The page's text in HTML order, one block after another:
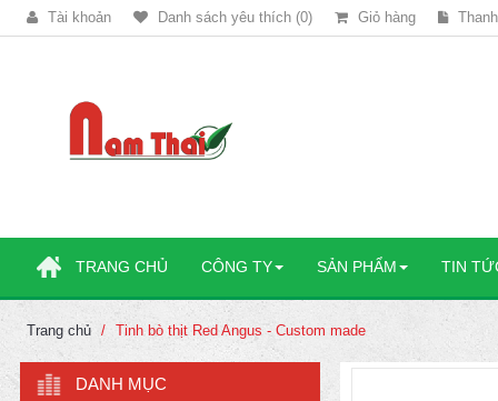
Tài khoản Danh sách yêu thích (0) Giỏ hàng
TRANG CHỦ CÔNG TY SẢN PHẨM TIN
Trang chủ Tinh bò thịt Red Angus - Custom made
DANH MỤC